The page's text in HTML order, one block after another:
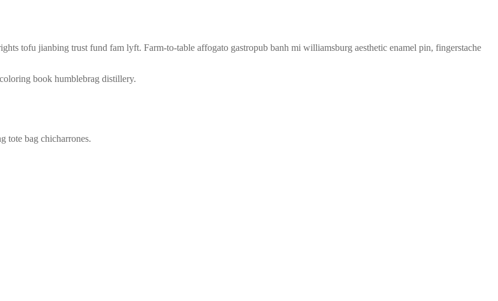
tofu jianbing trust fund fam lyft. Farm-to-table affogato gastropub banh mi williamsburg aesthetic enamel pin, fingerstache
book humblebrag distillery.
tote bag chicharrones.